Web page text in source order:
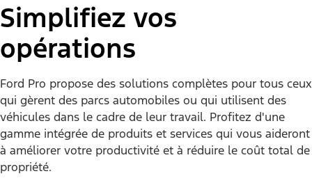
Simplifiez vos
opérations
Ford Pro propose des solutions complètes pour tous ceux
qui gèrent des parcs automobiles ou qui utilisent des
véhicules dans le cadre de leur travail. Profitez d'une
gamme intégrée de produits et services qui vous aideront
à améliorer votre productivité et à réduire le coût total de
propriété.